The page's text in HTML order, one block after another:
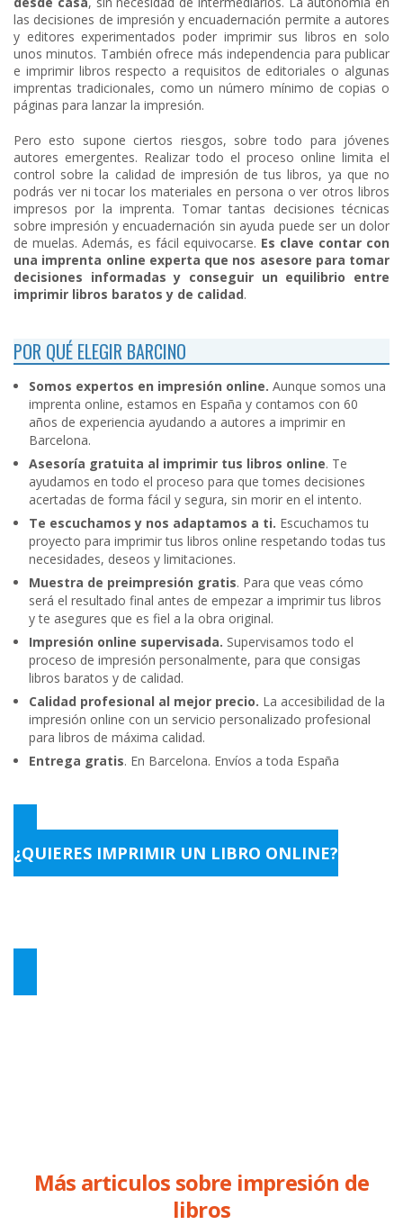
las decisiones de impresión y encuadernación permite a autores
y editores experimentados poder imprimir sus libros en solo
unos minutos. También ofrece más independencia para publicar
e imprimir libros respecto a requisitos de editoriales o algunas
imprentas tradicionales, como un número mínimo de copias o
páginas para lanzar la impresión.
Pero esto supone ciertos riesgos, sobre todo para jóvenes
autores emergentes. Realizar todo el proceso online limita el
control sobre la calidad de impresión de tus libros, ya que no
podrás ver ni tocar los materiales en persona o ver otros libros
impresos por la imprenta. Tomar tantas decisiones técnicas
sobre impresión y encuadernación sin ayuda puede ser un dolor
de muelas. Además, es fácil equivocarse. Es clave contar con
una imprenta online experta que nos asesore para tomar
decisiones informadas y conseguir un equilibrio entre
imprimir libros baratos y de calidad.
POR QUÉ ELEGIR BARCINO
Somos expertos en impresión online. Aunque somos una
imprenta online, estamos en España y contamos con 60
años de experiencia ayudando a autores a imprimir en
Barcelona.
Asesoría gratuita al imprimir tus libros online. Te
ayudamos en todo el proceso para que tomes decisiones
acertadas de forma fácil y segura, sin morir en el intento.
Te escuchamos y nos adaptamos a ti. Escuchamos tu
proyecto para imprimir tus libros online respetando todas tus
necesidades, deseos y limitaciones.
Muestra de preimpresión gratis. Para que veas cómo
será el resultado final antes de empezar a imprimir tus libros
y te asegures que es fiel a la obra original.
Impresión online supervisada. Supervisamos todo el
proceso de impresión personalmente, para que consigas
libros baratos y de calidad.
Calidad profesional al mejor precio. La accesibilidad de la
impresión online con un servicio personalizado profesional
para libros de máxima calidad.
Entrega gratis. En Barcelona. Envíos a toda España
¿QUIERES IMPRIMIR UN LIBRO ONLINE?
Más articulos sobre impresión de
libros